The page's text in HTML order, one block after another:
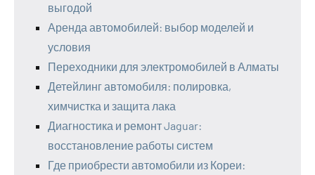
выгодой
Аренда автомобилей: выбор моделей и
условия
Переходники для электромобилей в Алматы
Детейлинг автомобиля: полировка,
химчистка и защита лака
Диагностика и ремонт Jaguar:
восстановление работы систем
Где приобрести автомобили из Кореи: